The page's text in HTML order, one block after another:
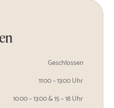
Geschlossen
11:00 – 13:00 Uhr
10:00 – 13:00 & 15 – 18 Uhr